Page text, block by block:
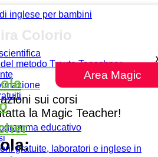
del metodo Traute Taeschner
educativo
gratuite, laboratori e inglese in
Area Magic
Colorio
sui corsi
la Magic Teacher!